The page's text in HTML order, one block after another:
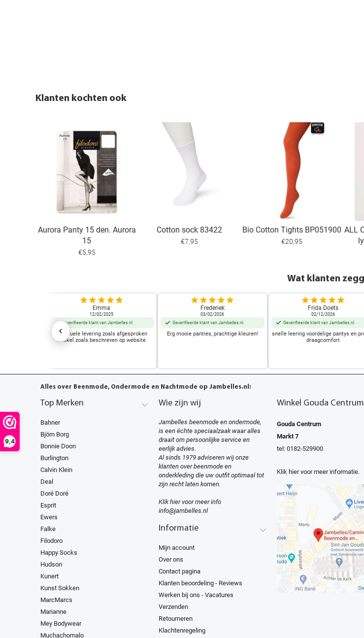
9,4
Klanten kochten ook
Aurora Panty 15 den. Aurora
15
€5,95
Cotton sock 83422
€7,95
Bio Cotton Tights BP051900
€20,95
ALL
Wat klanten
Emma
12/02/2025
Geverifieerde klant van Jambelles.nl
Punctuele levering zoals afgesproken
Artikel zoals beschreven op website
Frederiek
03/02/2026
Geverifieerde klant van Jambelles.nl
Erg mooie panties, prachtige kleuren!
Frida Doets
02/12/2026
Geverifieerde klant van Jambelles.nl
snelle leering voordelige pantys en
draagcomfort
Alles over Beenmode, Ondermode en Nachtmode op Jambelles.nl:
Top Merken
Bahner
Björn Borg
Bonnie Doon
Burlington
Calvin Klein
Deal
Doré Doré
Esprit
Ewers
Falke
Filodoro
Happy Socks
Hudson
Kunert
Kunst Sokken
MarcMarcs
Marianne
Mey Bodywear
Muchachomalo
Wie zijn wij
Jambelles beenmode en ondermode,
is een échte speciaalzaak waar alles
draait om persoonlijke service en
eerlijk advies.
Al sinds 1979 adviseren wij onze
klanten over beenmode en
onderkleding die uw outfit optimaal tot
zijn recht laten komen.
Klik hier voor meer info
info@jambelles.nl
Informatie
Mijn account
Over ons
Contact pagina
Klanten beoordeling - Reviews
Werken bij ons - Vacatures
Verzenden
Retourneren
Klachtenregeling
Winkel Gouda Centrum
Gouda Centrum
Markt 7
tel: 0182-529900
Klik hier voor meer informatie.